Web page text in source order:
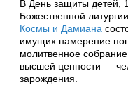
В День защиты детей,
Божественной литургии,
Космы и Дамиана
имущих намерение
молитвенное
высшей ценности —
зарождения.